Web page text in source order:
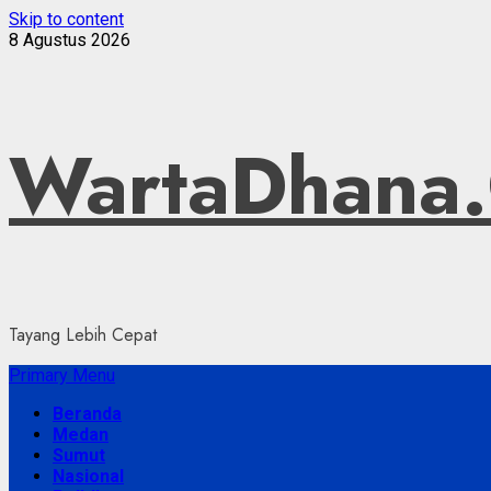
Skip to content
8 Agustus 2026
Tayang Lebih Cepat
Primary Menu
Beranda
Medan
Sumut
Nasional